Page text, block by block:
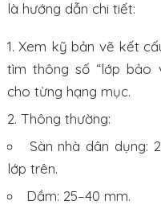
là hướng dẫn chi tiết:
Xem kỹ bản vẽ kết
tìm thông số “lớp bảo
cho từng hạng mục.
Thông thường:
Sàn nhà dân dụng:
lớp trên.
Dầm: 25–40 mm.